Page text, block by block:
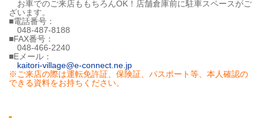
お車でのご来店ももちろんOK！店舗倉庫前に駐車スペースがご
ざいます。
■電話番号：
048-487-8188
■FAX番号：
048-466-2240
■Eメール：
kaitori-village@e-connect.ne.jp
※ご来店の際は運転免許証、保険証、パスポート等、本人確認の
できる資料をお持ちください。